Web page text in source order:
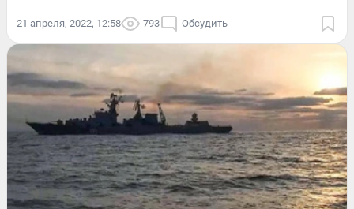
21 апреля, 2022, 12:58 793 Обсудить